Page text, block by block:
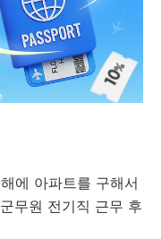
에 아파트를 구해서
무원 전기직 근무 후